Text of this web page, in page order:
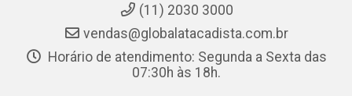
(11) 2030 3000
vendas@globalatacadista.com.br
Horário de atendimento: Segunda a Sexta das
07:30h às 18h.